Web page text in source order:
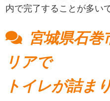
内で完了することが多い
宮城県石巻
リアで
トイレが詰ま